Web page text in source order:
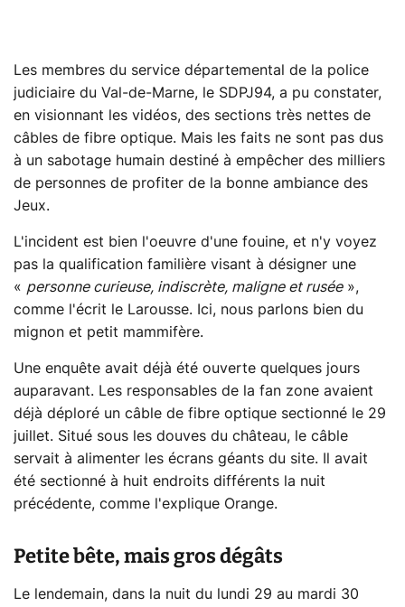
Les membres du service départemental de la police
judiciaire du Val-de-Marne, le SDPJ94, a pu constater,
en visionnant les vidéos, des sections très nettes de
câbles de fibre optique. Mais les faits ne sont pas dus
à un sabotage humain destiné à empêcher des milliers
de personnes de profiter de la bonne ambiance des
Jeux.
L'incident est bien l'oeuvre d'une fouine, et n'y voyez
pas la qualification familière visant à désigner une
« personne curieuse, indiscrète, maligne et rusée»,
comme l'écrit le Larousse. Ici, nous parlons bien du
mignon et petit mammifère.
Une enquête avait déjà été ouverte quelques jours
auparavant. Les responsables de la fan zone avaient
déjà déploré un câble de fibre optique sectionné le 29
juillet. Situé sous les douves du château, le câble
servait à alimenter les écrans géants du site. Il avait
été sectionné à huit endroits différents la nuit
précédente, comme l'explique Orange.
Petite bête, mais gros dégâts
Le lendemain, dans la nuit du lundi 29 au mardi 30